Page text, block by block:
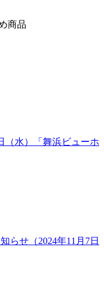
商品
（水）「舞浜ビューホ
らせ（2024年11月7日